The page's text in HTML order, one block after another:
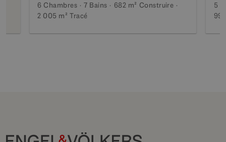
6 Chambres 7 Bains 682 m² Construire
2 005 m² Tracé
5